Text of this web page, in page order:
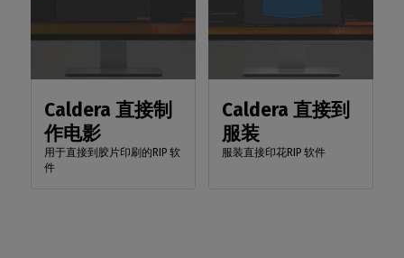
Caldera 直接制
作电影
用于直接到胶片印刷的RIP 软
件
Caldera 直接到
服装
服装直接印花RIP 软件